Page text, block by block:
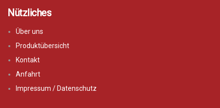
Nützliches
Über uns
Produktübersicht
Kontakt
Anfahrt
Impressum / Datenschutz